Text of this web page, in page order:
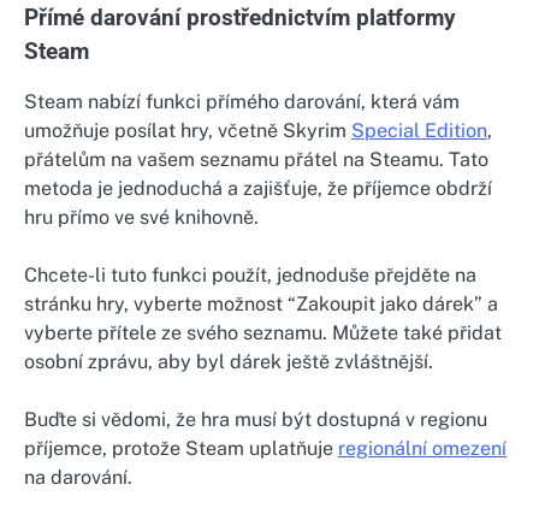
Přímé darování prostřednictvím platformy
Steam
Steam nabízí funkci přímého darování, která vám
umožňuje posílat hry, včetně Skyrim Special Edition,
přátelům na vašem seznamu přátel na Steamu. Tato
metoda je jednoduchá a zajišťuje, že příjemce obdrží
hru přímo ve své knihovně.
Chcete-li tuto funkci použít, jednoduše přejděte na
stránku hry, vyberte možnost “Zakoupit jako dárek” a
vyberte přítele ze svého seznamu. Můžete také přidat
osobní zprávu, aby byl dárek ještě zvláštnější.
Buďte si vědomi, že hra musí být dostupná v regionu
příjemce, protože Steam uplatňuje regionální omezení
na darování.